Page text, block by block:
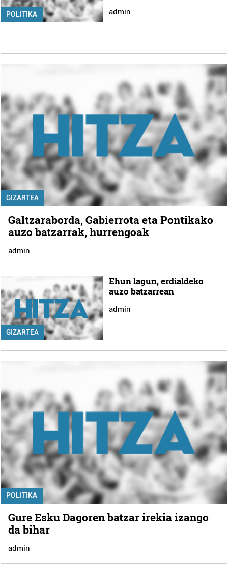
POLITIKA admin
GIZARTEA
Galtzaraborda, Gabierrota eta Pontikako
auzo batzarrak, hurrengoak
admin
GIZARTEA
Ehun lagun, erdialdeko
auzo batzarrean
admin
POLITIKA
Gure Esku Dagoren batzar irekia izango
da bihar
admin